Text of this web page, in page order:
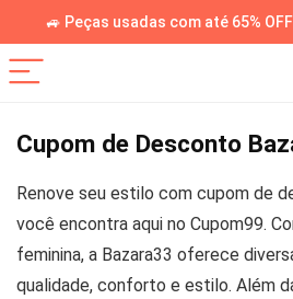
🚙 Peças usadas com até 65%
Cupom de Desconto
Renove seu estilo com cupom de
você encontra aqui no Cupom99.
feminina, a Bazara33 oferece
qualidade, conforto e estilo. Além